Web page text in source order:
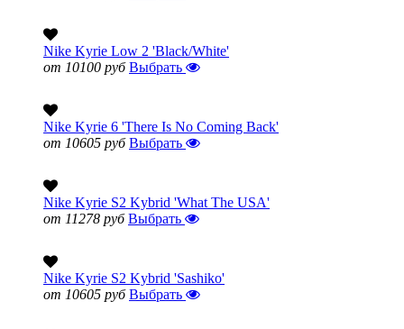
Nike Kyrie Low 2 'Black/White'
от 10100 руб Выбрать
Nike Kyrie 6 'There Is No Coming Back'
от 10605 руб Выбрать
Nike Kyrie S2 Kybrid 'What The USA'
от 11278 руб Выбрать
Nike Kyrie S2 Kybrid 'Sashiko'
от 10605 руб Выбрать